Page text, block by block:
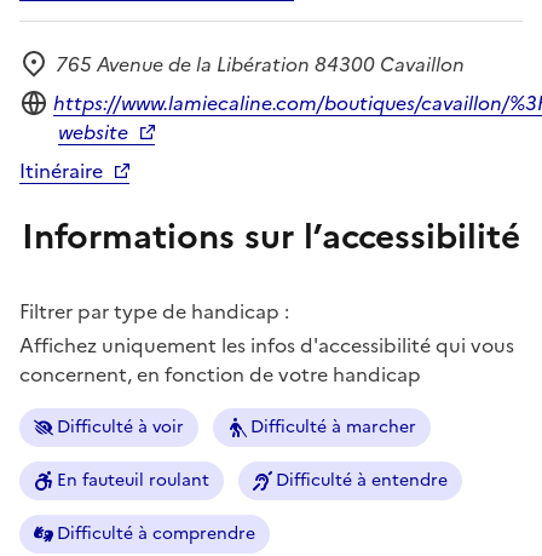
Adresse
765 Avenue de la Libération 84300 Cavaillon
Site internet
https://www.lamiecaline.com/boutiques/cavaillon/
website
Itinéraire
Informations sur l’accessibilité
Filtrer par type de handicap :
Affichez uniquement les infos d'accessibilité qui vous
concernent, en fonction de votre handicap
Difficulté à voir Difficulté à marcher
En fauteuil roulant Difficulté à entendre
Difficulté à comprendre